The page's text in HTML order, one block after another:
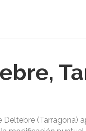
Deltebre (Tarragona)